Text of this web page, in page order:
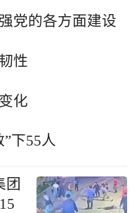
党的各方面建设
性
化
下55人
团